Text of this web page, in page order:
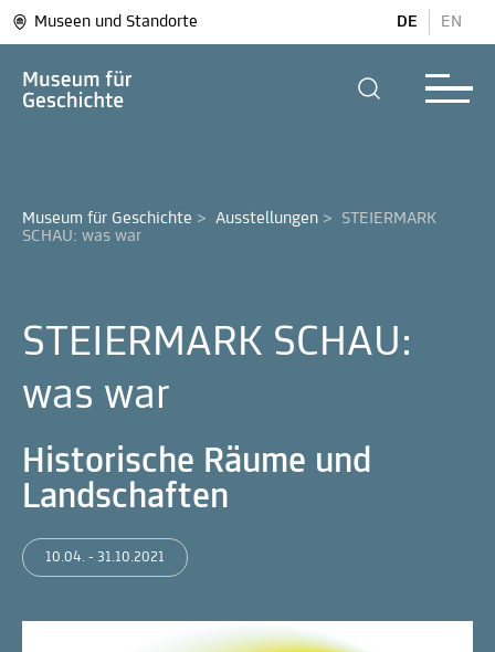
Museen und Standorte DE EN
Museum für Geschichte > Ausstellungen > STEIERMARK
SCHAU: was war
STEIERMARK SCHAU:
was war
Historische Räume und
Landschaften
10.04. - 31.10.2021